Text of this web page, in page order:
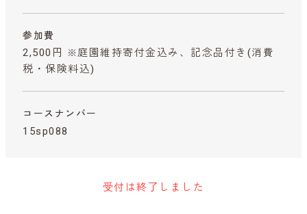
参加費
2,500円 ※庭園維持寄付金込み、記念品付き (消費
税・保険料込)
コースナンバー
15sp088
受付は終了しました